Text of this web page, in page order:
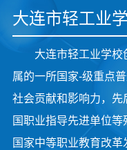
大连市轻工业
大连市轻工业学
属的一所国家-级重点
社会贡献和影响力，
国职业指导先进单位
国家中等职业教育改